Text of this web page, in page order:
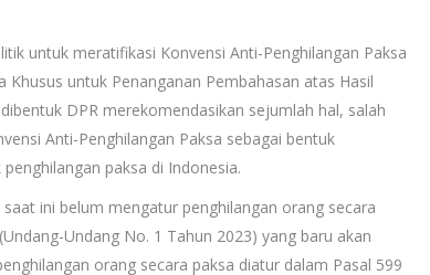
untuk meratifikasi Konvensi Anti-Penghilangan Paksa
untuk Penanganan Pembahasan atas Hasil
DPR merekomendasikan sejumlah hal, salah
Anti-Penghilangan Paksa sebagai bentuk
paksa di Indonesia.
ini belum mengatur penghilangan orang secara
Undang No. 1 Tahun 2023) yang baru akan
orang secara paksa diatur dalam Pasal 599